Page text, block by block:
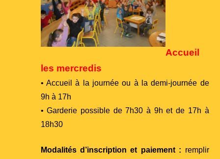
Accueil
les mercredis
• Accueil à la journée ou à la demi-journée de
9h à 17h
• Garderie possible de 7h30 à 9h et de 17h à
18h30
Modalités d’inscription et paiement : remplir